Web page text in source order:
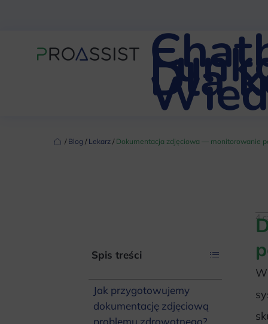
Dla
‏‏‎ ‎/‏‏‎ ‎ Blog ‏‏‎ ‎/‏‏‎ ‎ Lekarz ‏‏‎ ‎/‏‏‎ ‎ Dokumentacja zdjęciowa — monitorowanie
Spis treści
Jak przygotowujemy
dokumentację zdjęciową
problemu zdrowotnego?
4